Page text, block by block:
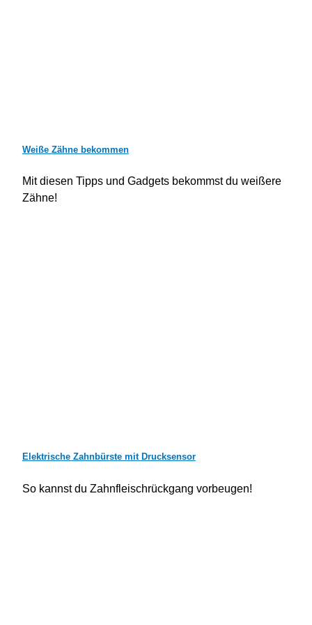
Weiße Zähne bekommen
Mit diesen Tipps und Gadgets bekommst du weißere
Zähne!
Elektrische Zahnbürste mit Drucksensor
So kannst du Zahnfleischrückgang vorbeugen!